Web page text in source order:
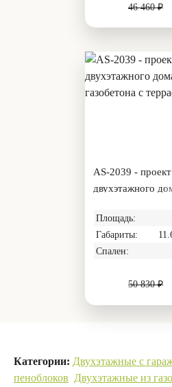
46 460 ₽
AS-2039 -
двухэтажного
Площадь:
Габариты:
Спален:
50 830 ₽
Категории: Двухэтажные с
пеноблоков Двухэтажные из